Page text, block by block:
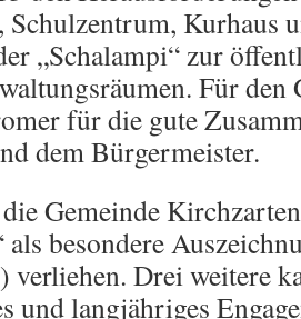
Kurhaus
„Schalampi“ zur
Für den
für die gute
dem Bürgermeister.
Gemeinde
als besondere
verliehen. Drei weitere
und langjähriges